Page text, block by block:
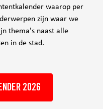
waarop per
zijn waar we
thema's naast alle
in de stad.
2026